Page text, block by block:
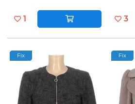
1 3
Fix Fix